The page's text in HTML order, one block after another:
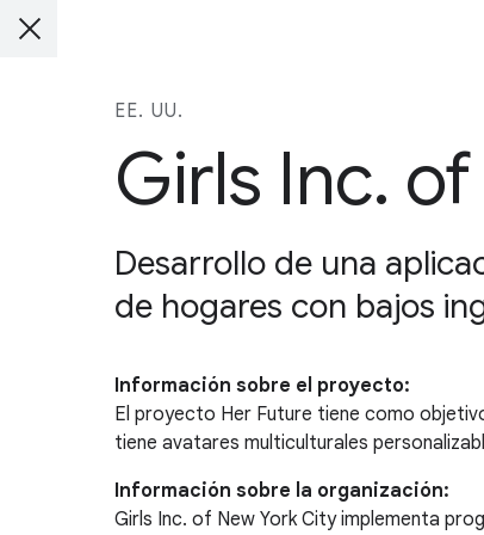
EE. UU.
Girls Inc.
Desarrollo de una
de hogares con bajos
Información sobre el proyecto:
El proyecto Her Future tiene como
tiene avatares multiculturales
Información sobre la organización:
Girls Inc. of New York City implementa